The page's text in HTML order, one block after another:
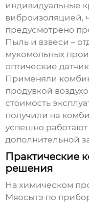
индивидуальные
виброизоляцией,
предусмотрено
Пыль и взвеси –
мукомольных
оптические
Применяли
продувкой
стоимость
получили на
успешно
дополнительной
Практические
решения
На химическом
Мяосытэ по